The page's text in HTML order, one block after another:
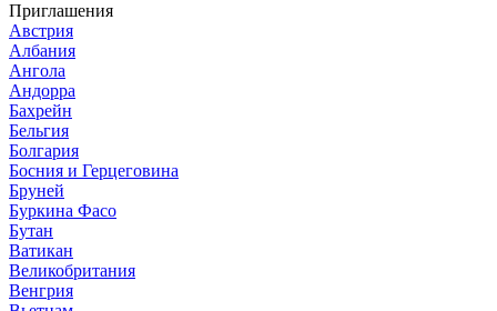
Приглашения
Австрия
Албания
Ангола
Андорра
Бахрейн
Бельгия
Болгария
Босния и Герцеговина
Бруней
Буркина Фасо
Бутан
Ватикан
Великобритания
Венгрия